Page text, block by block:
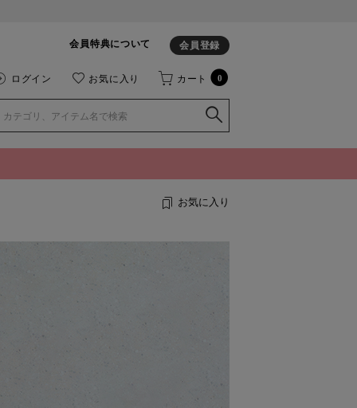
会員特典について 会員登録
ログイン お気に入り カート 0
お気に入り